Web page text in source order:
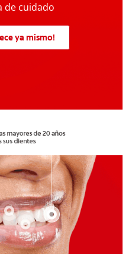
de cuidado
ya mismo!